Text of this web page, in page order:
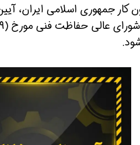
مواد (۸۵) و (۸۶) قانون کار جمهوری